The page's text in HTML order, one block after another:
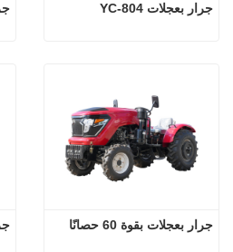
جرار بعجلات YC-804
جرار بعجلات بقوة 60 حصانًا